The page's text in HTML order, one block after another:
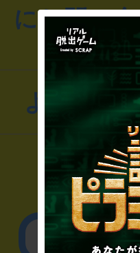
にお問い
よくある
▼
公演内